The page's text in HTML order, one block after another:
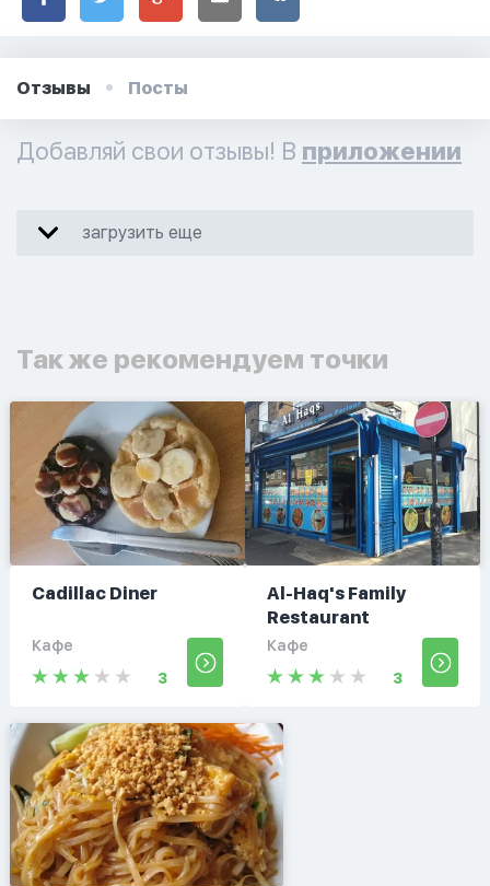
Отзывы Посты
Добавляй свои отзывы! В приложении
загрузить еще
Так же рекомендуем точки
Cadillac Diner
Кафе
3
Al-Haq's Family
Restaurant
Кафе
3